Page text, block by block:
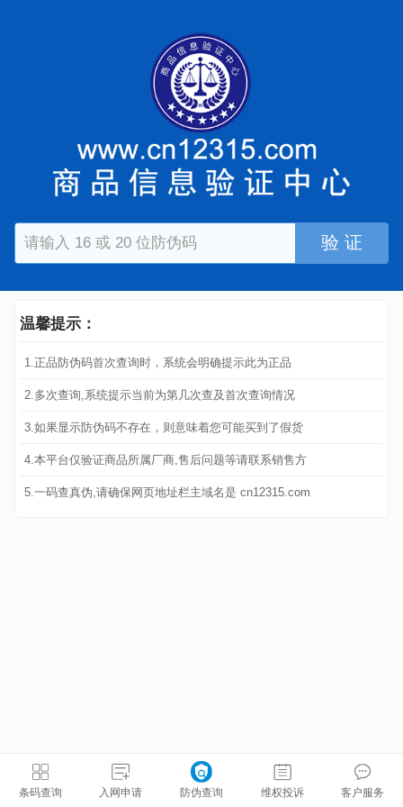
验 证
温馨提示：
1.正品防伪码首次查询时，系统会明确提示此为正品
2.多次查询,系统提示当前为第几次查及首次查询情况
3.如果显示防伪码不存在，则意味着您可能买到了假货
4.本平台仅验证商品所属厂商,售后问题等请联系销售方
5.一码查真伪,请确保网页地址栏主域名是 cn12315.com
条码查询 入网申请 防伪查询 维权投诉 客户服务